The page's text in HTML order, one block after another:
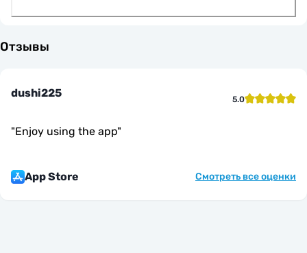
Отзывы
dushi225 5.0
"Enjoy using the app"
App Store Смотреть все оценки